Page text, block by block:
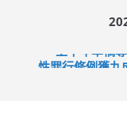
上半年車禍
性罪行修例獲九
涉造假